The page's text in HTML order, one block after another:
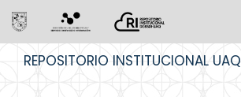
REPOSITORIO INSTITUCIONAL UAQ